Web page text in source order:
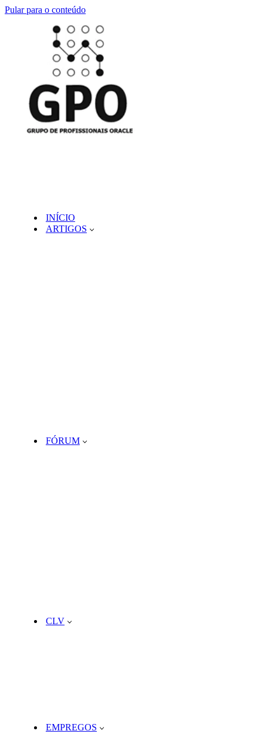
Pular para o conteúdo
INÍCIO
ARTIGOS
FÓRUM
CLV
EMPREGOS